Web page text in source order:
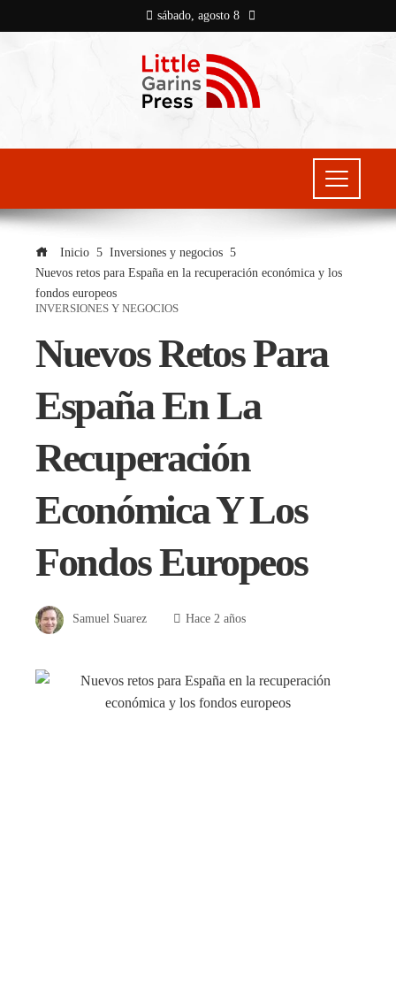
sábado, agosto 8
Inicio
Inversiones y negocios
Nuevos retos para España en la recuperación económica y los
fondos europeos
INVERSIONES Y NEGOCIOS
Nuevos Retos Para
España En La
Recuperación
Económica Y Los
Fondos Europeos
Samuel Suarez Hace 2 años